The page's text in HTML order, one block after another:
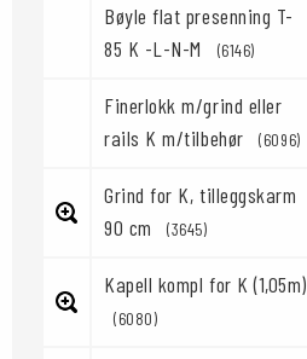
Bøyle flat presenning T-
85 K -L-N-M
(6146)
Finerlokk m/grind eller
rails K m/tilbehør
(6096)
Grind for K, tilleggskarm
90 cm
(3645)
Kapell kompl for K (1,05m)
(6080)